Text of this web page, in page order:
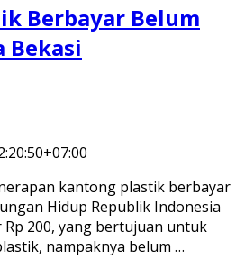
Berbayar Belum
Bekasi
kantong plastik berbayar
Hidup Republik Indonesia
Rp 200, yang bertujuan untuk
nampaknya belum …